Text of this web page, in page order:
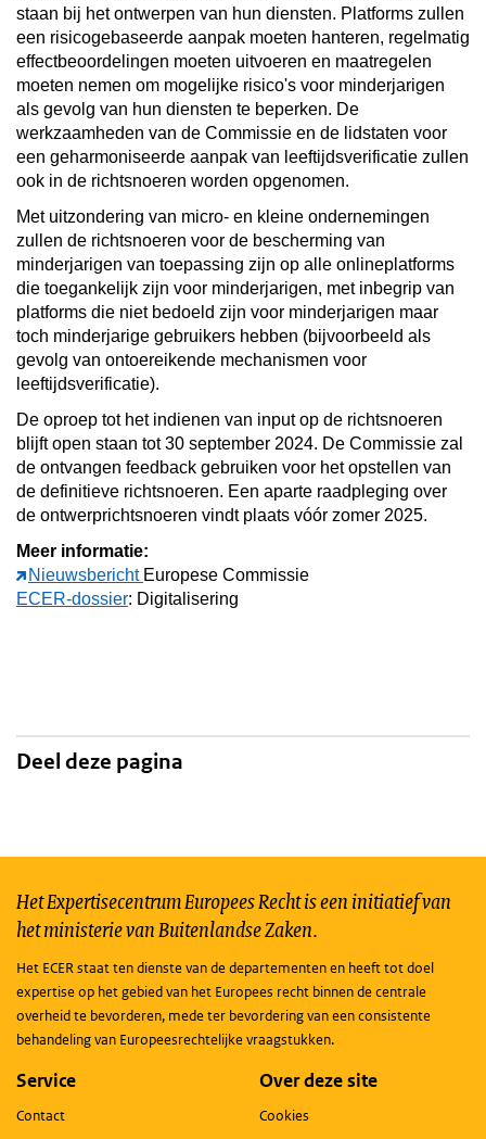
staan bij het ontwerpen van hun diensten. Platforms zullen
een risicogebaseerde aanpak moeten hanteren, regelmatig
effectbeoordelingen moeten uitvoeren en maatregelen
moeten nemen om mogelijke risico's voor minderjarigen
als gevolg van hun diensten te beperken. De
werkzaamheden van de Commissie en de lidstaten voor
een geharmoniseerde aanpak van leeftijdsverificatie zullen
ook in de richtsnoeren worden opgenomen.
Met uitzondering van micro- en kleine ondernemingen
zullen de richtsnoeren voor de bescherming van
minderjarigen van toepassing zijn op alle onlineplatforms
die toegankelijk zijn voor minderjarigen, met inbegrip van
platforms die niet bedoeld zijn voor minderjarigen maar
toch minderjarige gebruikers hebben (bijvoorbeeld als
gevolg van ontoereikende mechanismen voor
leeftijdsverificatie).
De oproep tot het indienen van input op de richtsnoeren
blijft open staan tot 30 september 2024. De Commissie zal
de ontvangen feedback gebruiken voor het opstellen van
de definitieve richtsnoeren. Een aparte raadpleging over
de ontwerprichtsnoeren vindt plaats vóór zomer 2025.
Meer informatie:
Nieuwsbericht Europese Commissie
ECER-dossier: Digitalisering
Deel deze pagina
Het Expertisecentrum Europees Recht is een initiatief van
het ministerie van Buitenlandse Zaken.
Het ECER staat ten dienste van de departementen en heeft tot doel
expertise op het gebied van het Europees recht binnen de centrale
overheid te bevorderen, mede ter bevordering van een consistente
behandeling van Europeesrechtelijke vraagstukken.
Service
Contact
Over deze site
Cookies